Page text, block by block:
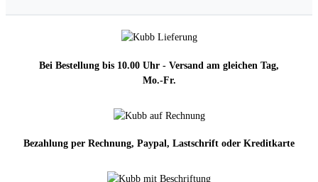
Bei Bestellung bis 10.00 Uhr - Versand am gleichen Tag,
Mo.-Fr.
Bezahlung per Rechnung, Paypal, Lastschrift oder Kreditkarte